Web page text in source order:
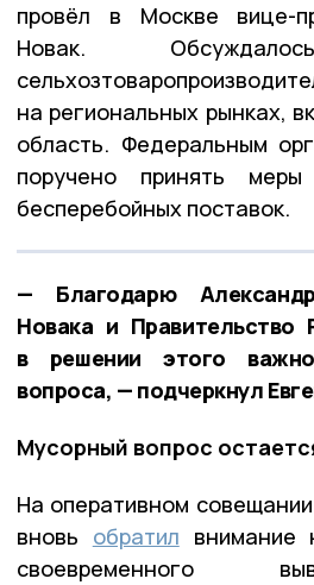
провёл в Москве вице-
Новак.
на региональных рынках,
область. Федеральным
поручено принять
бесперебойных поставок.
— Благодарю
Новака и
в решении этого
вопроса, — подчеркнул
Мусорный вопрос
На оперативном
вновь обратил внимание
своевременного